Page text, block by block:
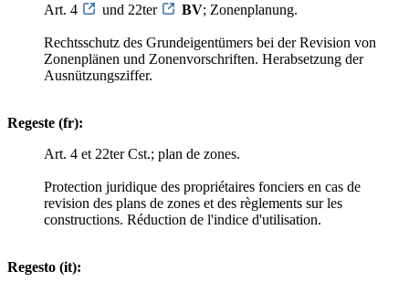
Art. 4 und 22ter BV; Zonenplanung.
Rechtsschutz des Grundeigentümers bei der Revision von
Zonenplänen und Zonenvorschriften. Herabsetzung der
Ausnützungsziffer.
Regeste (fr):
Art. 4 et 22ter Cst.; plan de zones.
Protection juridique des propriétaires fonciers en cas de
revision des plans de zones et des règlements sur les
constructions. Réduction de l'indice d'utilisation.
Regesto (it):